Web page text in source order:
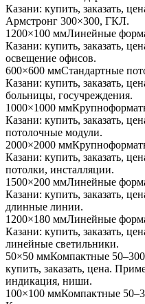
Казани: купить, заказать,
Армстронг 300×300, ГКЛ.
1200×100 ммЛинейные
Казани: купить, заказать,
освещение офисов.
600×600 ммСтандартные
Казани: купить, заказать,
больницы, госучреждения.
1000×1000 мм
Казани: купить, заказать,
потолочные модули.
2000×2000 мм
Казани: купить, заказать,
потолки, инсталляции.
1500×200 ммЛинейные
Казани: купить, заказать,
длинные линии.
1200×180 ммЛинейные
Казани: купить, заказать,
линейные светильники.
50×50 ммКомпактные
купить, заказать, цена.
индикация, ниши.
100×100 ммКомпактные